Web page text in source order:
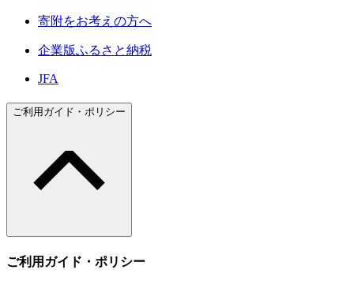
寄附をお考えの方へ
企業版ふるさと納税
JFA
ご利用ガイド・ポリシー
ご利用ガイド・ポリシー